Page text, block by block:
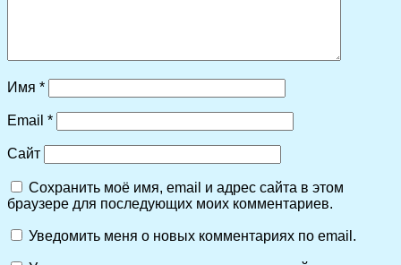
Имя *
Email *
Сайт
Сохранить моё имя, email и адрес сайта в этом
браузере для последующих моих комментариев.
Уведомить меня о новых комментариях по email.